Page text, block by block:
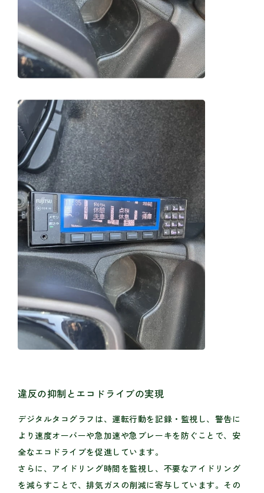
違反の抑制とエコドライブの実現
デジタルタコグラフは、運転行動を記録・監視し、警告に
より速度オーバーや急加速や急ブレーキを防ぐことで、安
全なエコドライブを促進しています。
さらに、アイドリング時間を監視し、不要なアイドリング
を減らすことで、排気ガスの削減に寄与しています。その